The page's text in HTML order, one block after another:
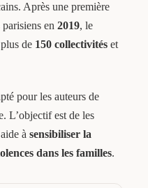
Après une première
en 2019, le
de 150 collectivitéset
pour les auteurs de
L’objectif est de les
à sensibiliser la
dans les familles.